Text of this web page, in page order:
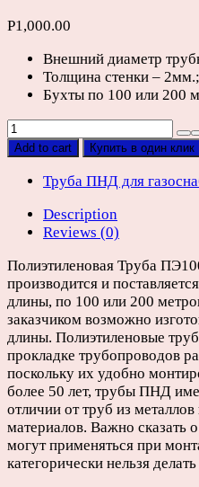
Р1,000.00
Внешний диаметр
Толщина стенки – 2мм.;
Бухты по 100 или 200
Газовая
труба
D450мм
или
13м)
quantity
Add to cart Купить в один клик
Труба ПНД для
Description
Reviews (0)
Полиэтиленовая Труба
производится и
длины, по 100 или 200
заказчиком возможно
длины. Полиэтиленовые
прокладке трубопроводов
поскольку их удобно
более 50 лет, трубы ПНД
отличии от труб из
материалов. Важно сказать
могут применяться при
категорически нельзя